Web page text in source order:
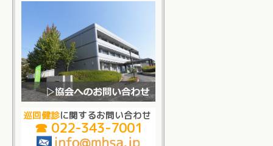
巡回健診に関するお問い合わせ
☎ 022-343-7001